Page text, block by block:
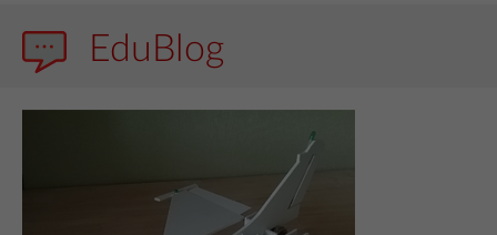
EduBlog